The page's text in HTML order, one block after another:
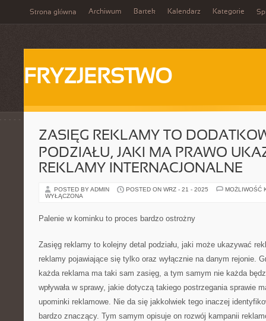
Strona główna Archiwum Bartek Kalendarz Kategorie
FRYZJERSTWO
ZASIĘG REKLAMY TO
PODZIAŁU, JAKI MA PRAWO
REKLAMY INTERNACJONALNE
POSTED BY ADMIN POSTED ON WRZ - 21 - 2025
MOŻLIWOŚĆ
WYŁĄCZONA
Palenie w kominku to proces bardzo ostrożny
Zasięg reklamy to kolejny detal podziału, jaki może ukazywać
reklamy pojawiające się tylko oraz wyłącznie na danym rejonie.
każda reklama ma taki sam zasięg, a tym samym nie każda
wpływała w sprawy, jakie dotyczą takiego postrzegania sprawie
upominki reklamowe. Nie da się jakkolwiek tego inaczej
bardzo znaczący. Tym samym opisuje on rozwój kampanii